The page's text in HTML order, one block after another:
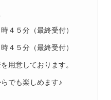
５分（最終受付）
分（最終受付）
用意しております。
でも楽しめます♪